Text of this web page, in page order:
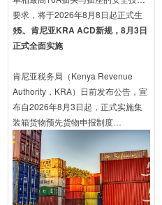
要求，将于2026年8月8日起正式生
效。
15、肯尼亚KRA ACD新规，8月3日
正式全面实施
肯尼亚税务局（Kenya Revenue
Authority，KRA）日前发布公告，宣
布自2026年8月3日起，正式实施集
装箱货物预先货物申报制度
（Advance Cargo Declaration，简
称ACD）。所有目的港为肯尼亚的集
装箱货物，均须在装船前完成ACD申
报并取得参考编码，该编码须标注于
提单上方可出运。（文章来源 |外贸